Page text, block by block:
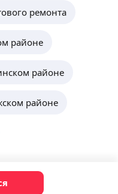
ремонта
районе
районе
районе